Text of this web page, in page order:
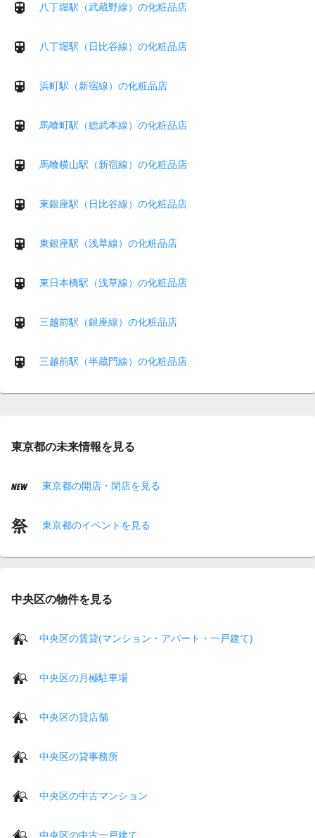
八丁堀駅（武蔵野線）の化粧品店
八丁堀駅（日比谷線）の化粧品店
浜町駅（新宿線）の化粧品店
馬喰町駅（総武本線）の化粧品店
馬喰横山駅（新宿線）の化粧品店
東銀座駅（日比谷線）の化粧品店
東銀座駅（浅草線）の化粧品店
東日本橋駅（浅草線）の化粧品店
三越前駅（銀座線）の化粧品店
三越前駅（半蔵門線）の化粧品店
東京都の未来情報を見る
東京都の開店・閉店を見る
東京都のイベントを見る
中央区の物件を見る
中央区の賃貸(マンション・アパート・一戸建て)
中央区の月極駐車場
中央区の貸店舗
中央区の貸事務所
中央区の中古マンション
中央区の中古一戸建て